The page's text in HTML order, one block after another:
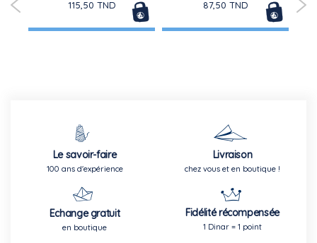
115,50 TND 87,50 TND
Le savoir-faire
100 ans d'expérience
Livraison
chez vous et en boutique !
Echange gratuit
en boutique
Fidélité récompensée
1 Dinar = 1 point